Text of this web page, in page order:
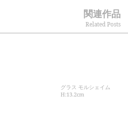
関連作品
Related Posts
グラス モルシェイム
H:13.2cm